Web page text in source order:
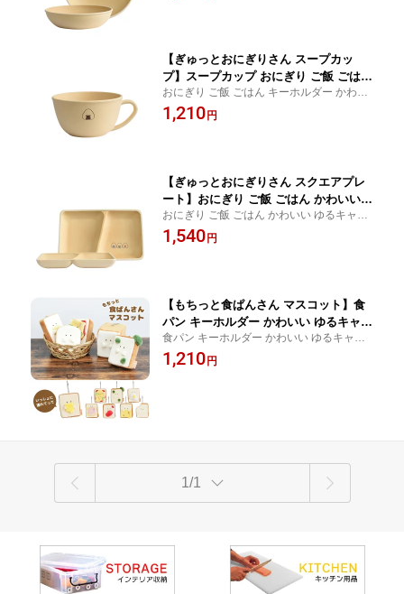
【ぎゅっとおにぎりさん スープカッ
プ】スープカップ おにぎり ご飯 ごはん
かわいい ゆるキャラ 食べ物 逸品社 キ
ャラクター 癒し ギフト プレゼント ふ
おにぎり ご飯 ごはん キーホルダー かわい
い ゆるキャラ 食べ物 逸品社 もちもち ぬい
ぐるみ 小さい キャラクター 癒し ギフト プ
1,210 円
【ぎゅっとおにぎりさん スクエアプレ
ート】おにぎり ご飯 ごはん かわいい
ゆるキャラ 食べ物 逸品社 キャラクター
癒し ギフト プレゼント ふわふわ 子ど
おにぎり ご飯 ごはん かわいい ゆるキャラ
食べ物 逸品社 キャラクター 癒し ギフト プ
レゼント ふわふわ 子ども 大人 女性
1,540 円
【もちっと食ぱんさん マスコット】食
パン キーホルダー かわいい ゆるキャラ
食べ物 パン 逸品社 もちもち ぬいぐる
み 小さい キャラクター 癒し ギフト プ
食パン キーホルダー かわいい ゆるキャラ
食べ物 パン 逸品社 もちもち ぬいぐるみ 小
さい キャラクター 癒し ギフト プレゼント
1,210 円
1/1